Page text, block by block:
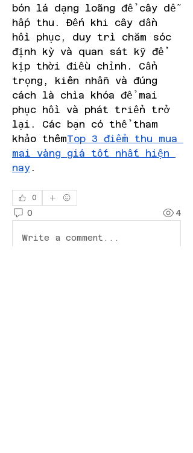
bón lá dạng loãng để cây dễ
hấp thu. Đến khi cây dần
hồi phục, duy trì chăm sóc
định kỳ và quan sát kỹ để
kịp thời điều chỉnh. Cẩn
trọng, kiên nhẫn và đúng
cách là chìa khóa để mai
phục hồi và phát triển trở
lại. Các bạn có thể tham
khảo thêmTop 3 điểm thu mua
mai vàng giá tốt nhất hiện
nay .
0
0 4
Write a comment...